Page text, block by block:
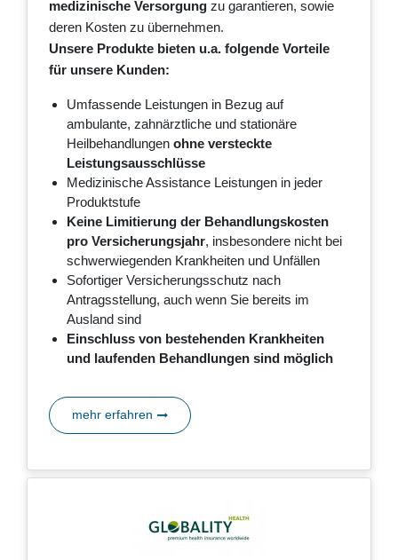
medizinische Versorgung zu garantieren, sowie
deren Kosten zu übernehmen.
Unsere Produkte bieten u.a. folgende Vorteile
für unsere Kunden:
Umfassende Leistungen in Bezug auf
ambulante, zahnärztliche und stationäre
Heilbehandlungen ohne versteckte
Leistungsausschlüsse
Medizinische Assistance Leistungen in jeder
Produktstufe
Keine Limitierung der Behandlungskosten
pro Versicherungsjahr, insbesondere nicht bei
schwerwiegenden Krankheiten und Unfällen
Sofortiger Versicherungsschutz nach
Antragsstellung, auch wenn Sie bereits im
Ausland sind
Einschluss von bestehenden Krankheiten
und laufenden Behandlungen sind möglich
mehr erfahren